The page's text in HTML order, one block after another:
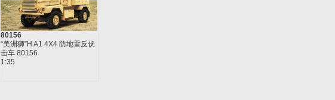
80156
“美洲狮”H A1 4X4 防地雷反伏
击车 80156
1:35